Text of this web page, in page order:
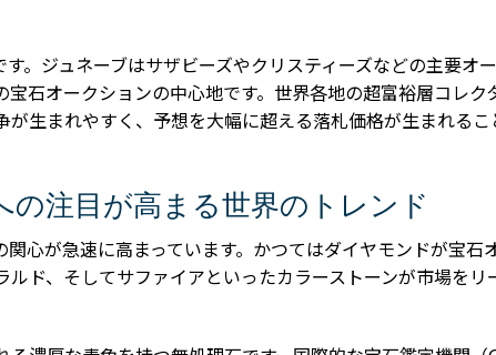
。ジュネーブはサザビーズやクリスティーズなどの主要オ
石オークションの中心地です。世界各地の超富裕層コレク
生まれやすく、予想を大幅に超える落札価格が生まれるこ
注目が高まる世界のトレンド
心が急速に高まっています。かつてはダイヤモンドが宝石
ド、そしてサファイアといったカラーストーンが市場をリ